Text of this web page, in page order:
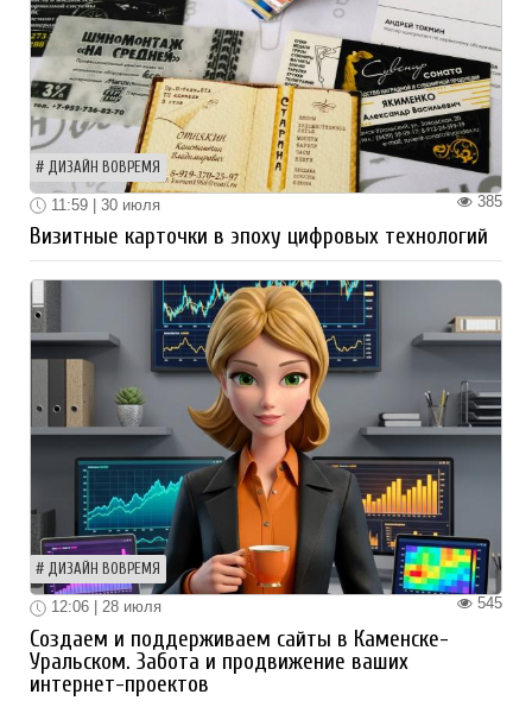
ДИЗАЙН ВОВРЕМЯ
385
11:59 | 30 июля
Визитные карточки в эпоху цифровых технологий
ДИЗАЙН ВОВРЕМЯ
545
12:06 | 28 июля
Создаем и поддерживаем сайты в Каменске-
Уральском. Забота и продвижение ваших
интернет-проектов